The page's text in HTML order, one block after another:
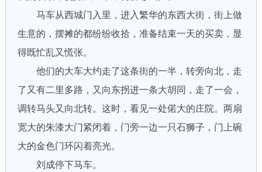
马车从西城门入里，进入繁华的东西大街，街上做
生意的，摆摊的都纷纷收拾，准备结束一天的买卖，显
得既忙乱又慌张。
他们的大车大约走了这条街的一半，转旁向北，走
了又有二里多路，又向东拐进一条大胡同，走了一会，
调转马头又向北转。这时，看见一处偌大的庄院。两扇
宽大的朱漆大门紧闭着，门旁一边一只石狮子，门上碗
大的金色门环闪着亮光。
刘成停下马车。